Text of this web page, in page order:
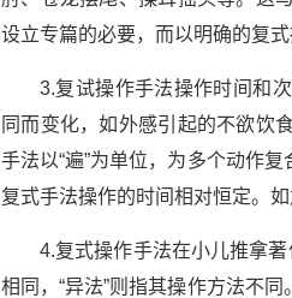
设立专篇的必要，而以明确的复
3.复试操作手法操作时间和
同而变化，如外感引起的不欲饮
手法以“遍”为单位，为多个动作
复式手法操作的时间相对恒定。
4.复式操作手法在小儿推拿
相同，“异法”则指其操作方法不